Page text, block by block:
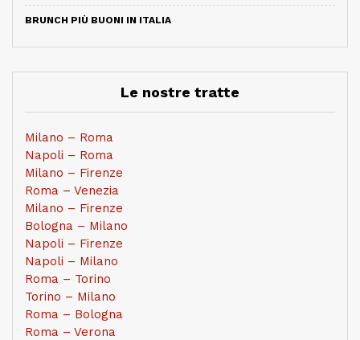
BRUNCH PIÙ BUONI IN ITALIA
Le nostre tratte
Milano – Roma
Napoli – Roma
Milano – Firenze
Roma – Venezia
Milano – Firenze
Bologna – Milano
Napoli – Firenze
Napoli – Milano
Roma – Torino
Torino – Milano
Roma – Bologna
Roma – Verona